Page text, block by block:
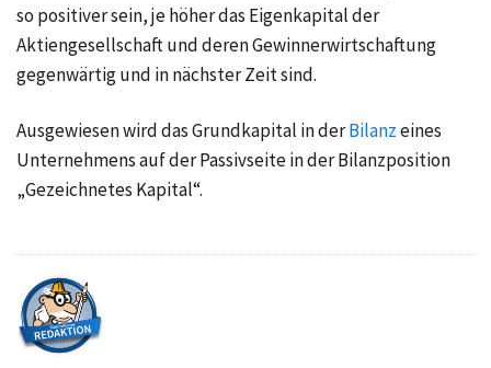
so positiver sein, je höher das Eigenkapital der
Aktiengesellschaft und deren Gewinnerwirtschaftung
gegenwärtig und in nächster Zeit sind.
Ausgewiesen wird das Grundkapital in derBilanzeines
Unternehmens auf der Passivseite in der Bilanzposition
„Gezeichnetes Kapital“.